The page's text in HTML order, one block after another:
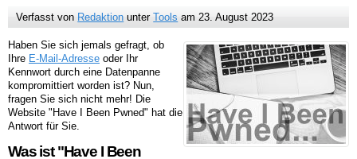
Verfasst von Redaktion unterTools am23. August 2023
Haben Sie sich jemals gefragt, ob
Ihre E-Mail-Adresse oder Ihr
Kennwort durch eine Datenpanne
kompromittiert worden ist? Nun,
fragen Sie sich nicht mehr! Die
Website "Have I Been Pwned" hat die
Antwort für Sie.
Was ist "Have I Been